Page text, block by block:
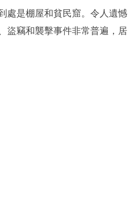
處是棚屋和貧民窟。令人遺憾
盜竊和襲擊事件非常普遍，居